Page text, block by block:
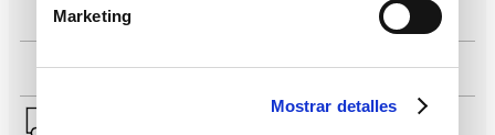
Marketing
Mostrar detalles
Pagos 100% seguros, página certificada
Comprar fácil en solo 4 pasos